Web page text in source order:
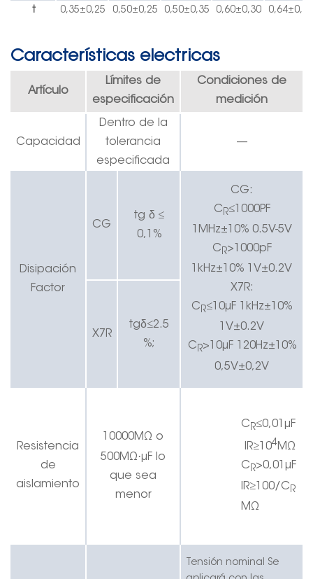
t 0,35±0,25 0,50±0,25 0,50±0,35 0,60±0,30 0,64±0,38
Características electricas
Artículo
Límites de
especificación
Condiciones de
medición
Capacidad
Dentro de la
tolerancia
especificada
—
Disipación
Factor
CG
tg δ ≤
0,1%
CG:
C R≤1000PF
1MHz±10% 0.5V-5V
C R>1000pF
1kHz±10% 1V±0.2V
X7R:
C R≤10μF 1kHz±10%
1V±0.2V
CR>10μF 120Hz±10%
0,5V±0,2V
X7R
tgδ≤2.5
%;
Resistencia
de
aislamiento
10000MΩ o
500MΩ·μF lo
que sea
menor
C R≤0,01μF
IR≥104MΩ
CR>0,01μF
IR≥ 100/C R
MΩ
Tensión nominal Se